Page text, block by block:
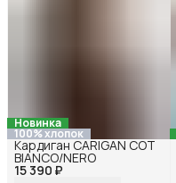
Новинка
100% хлопок
15 390 ₽
Кардиган CARIGAN COT
BIANCO/NERO